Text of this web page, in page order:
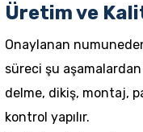
Üretim ve
Onaylanan
süreci şu
delme, dikiş, montaj,
kontrol yapılır.